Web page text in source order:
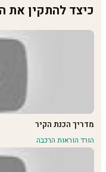
כיצד להתקין את
מדריך הכנת הקיר
הורד הוראות הרכבה